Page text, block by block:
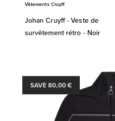
Vêtements Cruyff
Johan Cruyff - Veste de
survêtement rétro - Noir
SAVE 80,00 €